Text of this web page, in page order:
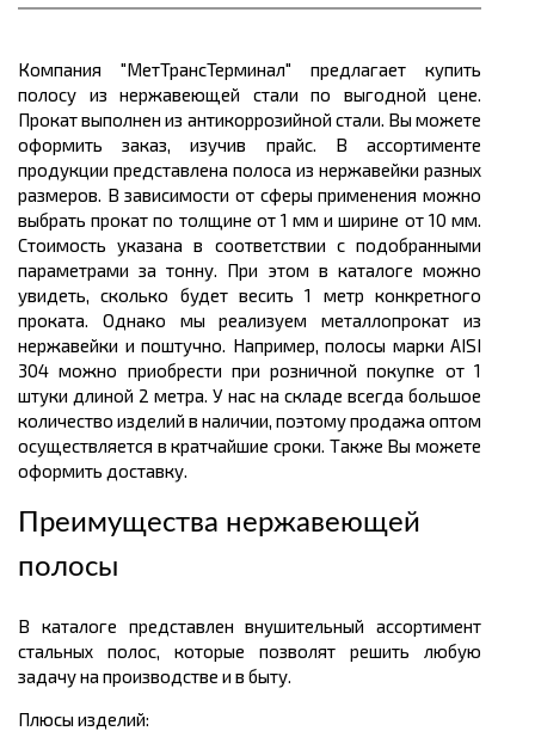
Компания "МетТрансТерминал" предлагает купить
полосу из нержавеющей стали по выгодной цене.
Прокат выполнен из антикоррозийной стали. Вы можете
оформить заказ, изучив прайс. В ассортименте
продукции представлена полоса из нержавейки разных
размеров. В зависимости от сферы применения можно
выбрать прокат по толщине от 1 мм и ширине от 10 мм.
Стоимость указана в соответствии с подобранными
параметрами за тонну. При этом в каталоге можно
увидеть, сколько будет весить 1 метр конкретного
проката. Однако мы реализуем металлопрокат из
нержавейки и поштучно. Например, полосы марки AISI
304 можно приобрести при розничной покупке от 1
штуки длиной 2 метра. У нас на складе всегда большое
количество изделий в наличии, поэтому продажа оптом
осуществляется в кратчайшие сроки. Также Вы можете
оформить доставку.
Преимущества нержавеющей
полосы
В каталоге представлен внушительный ассортимент
стальных полос, которые позволят решить любую
задачу на производстве и в быту.
Плюсы изделий: